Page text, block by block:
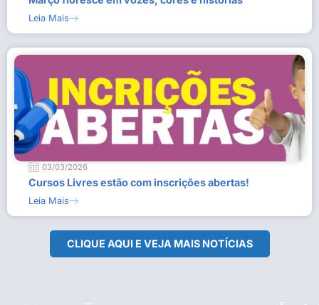
Leia Mais
03/03/2026
Cursos Livres estão com inscrições abertas!
Leia Mais
CLIQUE AQUI E VEJA MAIS NOTÍCIAS